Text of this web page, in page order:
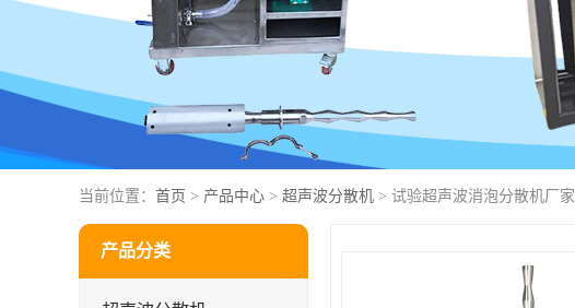
当前位置： 首页 > 产品中心 > 超声波分散机 > 试验超声波消泡分散机厂家
产品分类